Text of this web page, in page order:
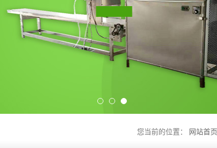
您当前的位置： 网站首页